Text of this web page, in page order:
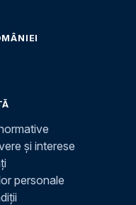
și interese
personale